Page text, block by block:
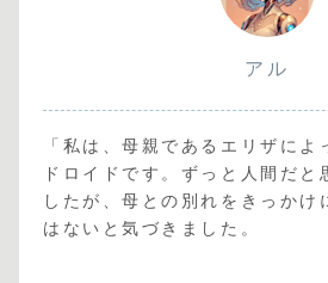
アル
「私は、母親であるエリザによ
ドロイドです。ずっと人間だと
したが、母との別れをきっかけ
はないと気づきました。